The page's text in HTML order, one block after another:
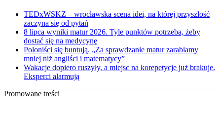
TEDxWSKZ – wrocławska scena idei, na której przyszłość
zaczyna się od pytań
8 lipca wyniki matur 2026. Tyle punktów potrzeba, żeby
dostać się na medycynę
Poloniści się buntują. „Za sprawdzanie matur zarabiamy
mniej niż angliści i matematycy”
Wakacje dopiero ruszyły, a miejsc na korepetycje już brakuje.
Eksperci alarmują
Promowane treści